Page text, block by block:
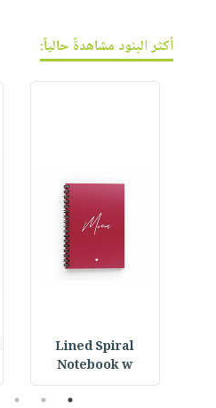
مناسبات
يتكرر
طرحها
خدمات
نشرة
الإصدارات
أكثر البنود مشاهدةً حالياً:
Lined Spiral
Notebook w
1
2
3